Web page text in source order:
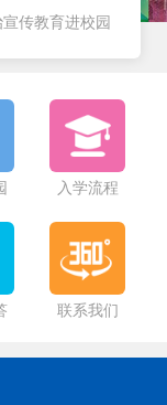
传教育进校园
全提示请牢记
入学流程
联系我们